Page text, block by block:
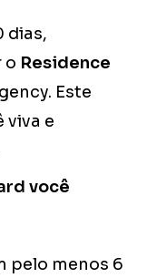
dias,
o Residence
Este
viva e
você
pelo menos 6